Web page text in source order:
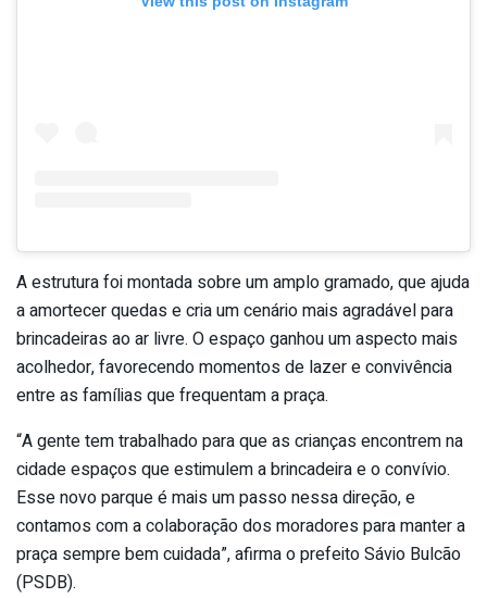
A estrutura foi montada sobre um amplo gramado, que ajuda
a amortecer quedas e cria um cenário mais agradável para
brincadeiras ao ar livre. O espaço ganhou um aspecto mais
acolhedor, favorecendo momentos de lazer e convivência
entre as famílias que frequentam a praça.
“A gente tem trabalhado para que as crianças encontrem na
cidade espaços que estimulem a brincadeira e o convívio.
Esse novo parque é mais um passo nessa direção, e
contamos com a colaboração dos moradores para manter a
praça sempre bem cuidada”, afirma o prefeito Sávio Bulcão
(PSDB).